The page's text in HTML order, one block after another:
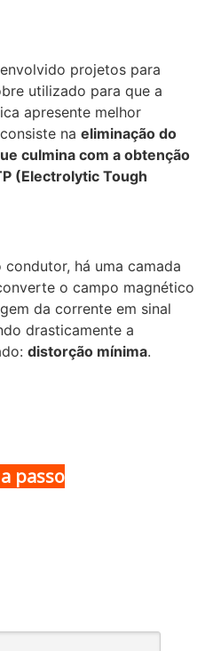
projetos para
utilizado para que a
apresente melhor
na eliminação do
culmina com a obtenção
(Electrolytic Tough
há uma camada
o campo magnético
da corrente em sinal
drasticamente a
distorção mínima.
passo